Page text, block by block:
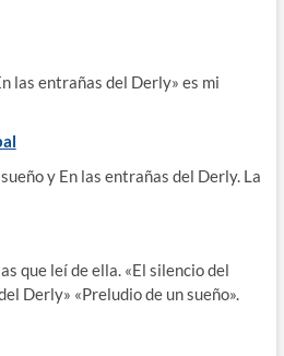
las entrañas del Derly» es mi
y En las entrañas del Derly. La
que leí de ella. «El silencio del
Derly» «Preludio de un sueño».